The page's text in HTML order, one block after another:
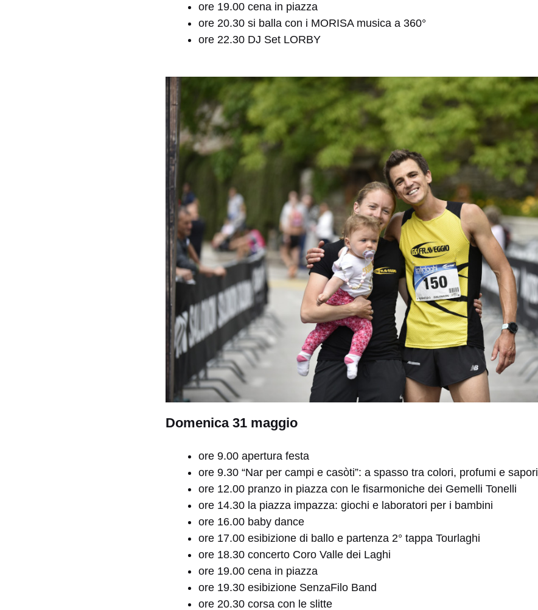
ore 19.00 cena in piazza
ore 20.30 si balla con i MORISA musica a 360°
ore 22.30 DJ Set LORBY
Domenica 31 maggio
ore 9.00 apertura festa
ore 9.30 “Nar per campi e casòti”: a spasso tra colori, profumi e sapori
ore 12.00 pranzo in piazza con le fisarmoniche dei Gemelli Tonelli
ore 14.30 la piazza impazza: giochi e laboratori per i bambini
ore 16.00 baby dance
ore 17.00 esibizione di ballo e partenza 2° tappa Tourlaghi
ore 18.30 concerto Coro Valle dei Laghi
ore 19.00 cena in piazza
ore 19.30 esibizione SenzaFilo Band
ore 20.30 corsa con le slitte